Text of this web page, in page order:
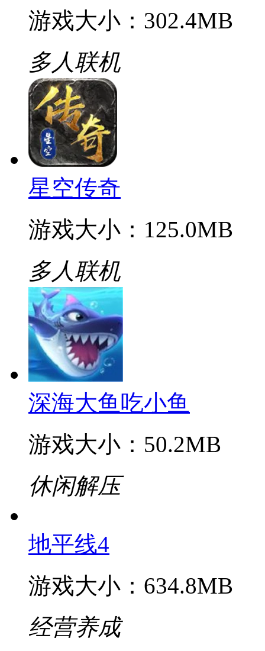
海盗传奇vivo版
游戏大小：302.4MB
多人联机
星空传奇
游戏大小：125.0MB
多人联机
深海大鱼吃小鱼
游戏大小：50.2MB